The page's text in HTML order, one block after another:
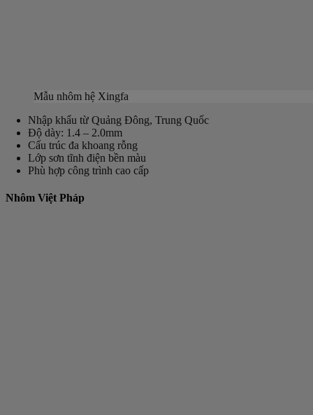
Mẫu nhôm hệ Xingfa
Nhập khẩu từ Quảng Đông, Trung Quốc
Độ dày: 1.4 – 2.0mm
Cấu trúc đa khoang rỗng
Lớp sơn tĩnh điện bền màu
Phù hợp công trình cao cấp
Nhôm Việt Pháp